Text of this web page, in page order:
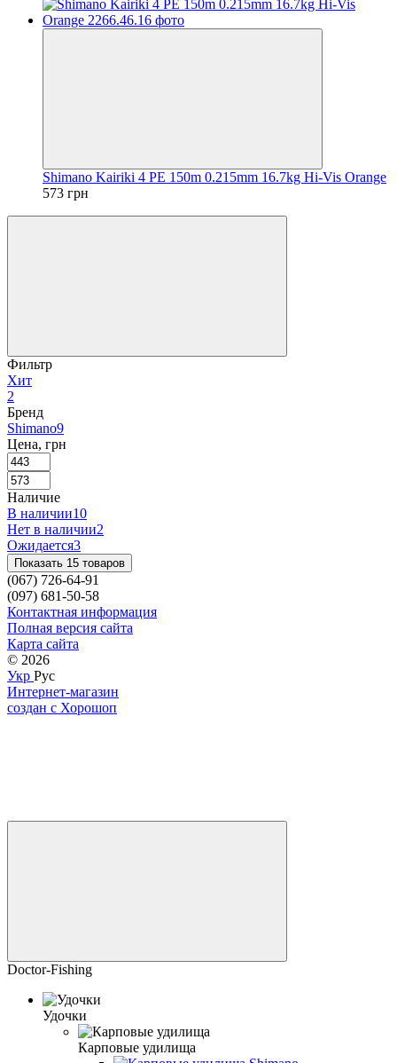
Shimano Kairiki 4 PE 150m 0.215mm 16.7kg Hi-Vis Orange
573 грн
Фильтр
Хит
2
Бренд
Shimano9
Цена, грн
Наличие
В наличии10
Нет в наличии2
Ожидается3
Показать 15 товаров
(067) 726-64-91
(097) 681-50-58
Контактная информация
Полная версия сайта
Карта сайта
© 2026
Укр Рус
Интернет-магазин
создан с Хорошоп
Doctor-Fishing
Удочки
Карповые удилища